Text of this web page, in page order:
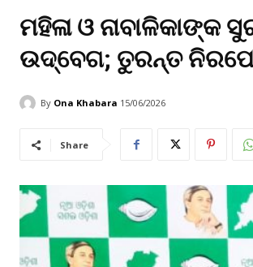
ମହିଳା ଓ ନାବାଳିକାଙ୍କ
ଉଦ୍ବେଗ; ତୁରନ୍ତ
By Ona Khabara 15/06/2026
Share